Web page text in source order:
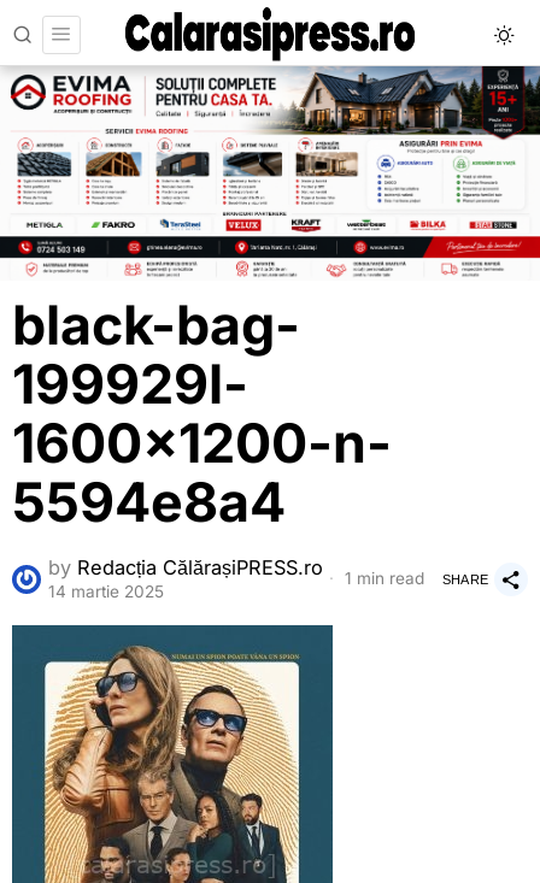
black-bag-
199929l-
1600×1200-n-
5594e8a4
by Redacția CălărașiPRESS.ro
14 martie 2025
1 min read SHARE